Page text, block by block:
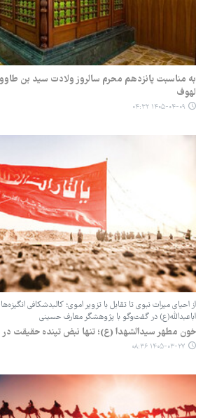
به مناسبت پانزدهم محرم سالروز ولادت سید بن
لهوف
۱۴۰۵-۰۴-۰۹ ۰۴:۳۲
‏از احیای میراث نبوی تا تقابل با تزویر اموی؛ ‏کالبدشکافی
اباعبدالله(ع) در گفت‌وگو با پژوهشگر معارف حسینی
‏خون مطهر سیدالشهدا (ع)؛ تنها نبض تپنده حقیقت در
۱۴۰۵-۰۳-۲۷ ۰۸:۳۶